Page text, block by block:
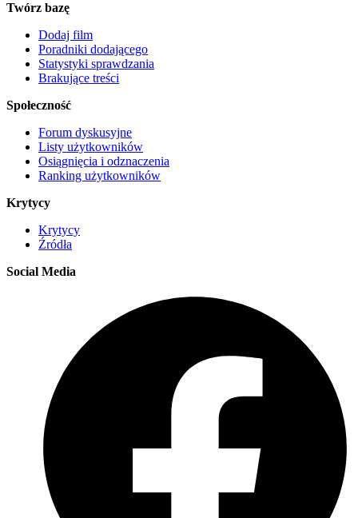
Twórz bazę
Dodaj film
Poradniki dodającego
Statystyki sprawdzania
Brakujące treści
Społeczność
Forum dyskusyjne
Listy użytkowników
Osiągnięcia i odznaczenia
Ranking użytkowników
Krytycy
Krytycy
Źródła
Social Media